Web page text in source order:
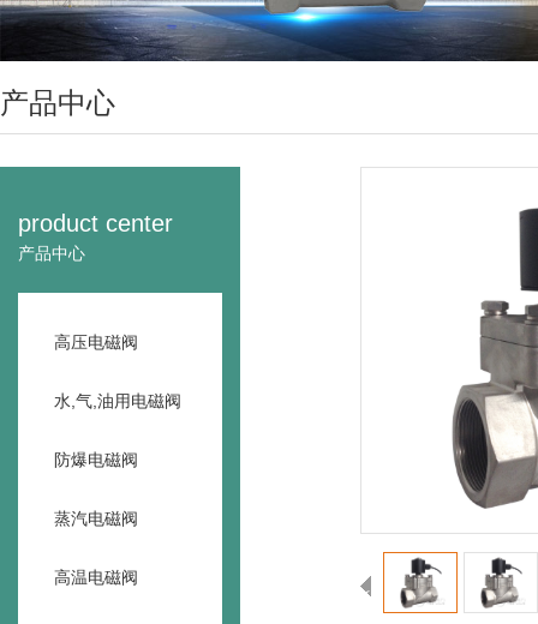
产品中心
product center
产品中心
高压电磁阀
水,气,油用电磁阀
防爆电磁阀
蒸汽电磁阀
高温电磁阀
<